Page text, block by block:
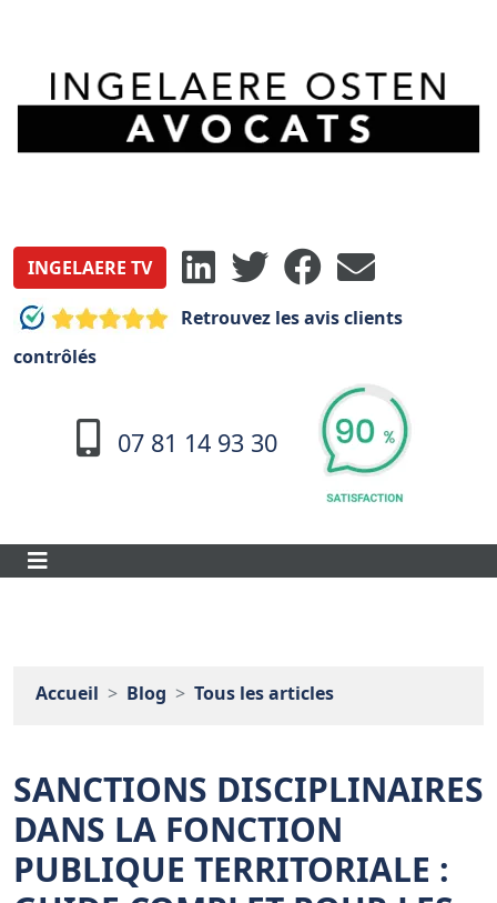
INGELAERE TV
Retrouvez les avis clients
contrôlés
07 81 14 93 30
Accueil Blog Tous les articles
SANCTIONS DISCIPLINAIRES
DANS LA FONCTION
PUBLIQUE TERRITORIALE :